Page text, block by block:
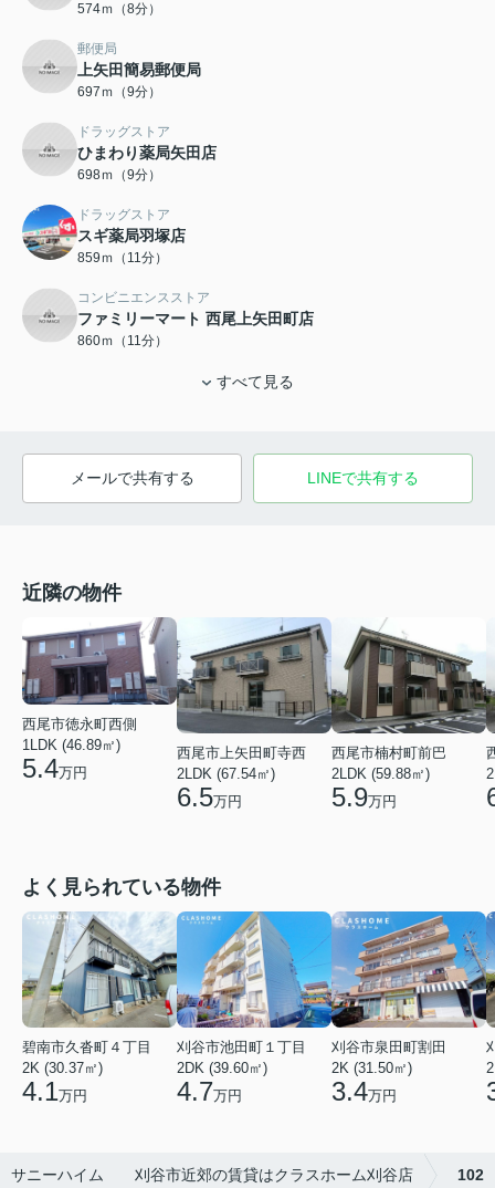
574ｍ（8分）
郵便局
上矢田簡易郵便局
697ｍ（9分）
ドラッグストア
ひまわり薬局矢田店
698ｍ（9分）
ドラッグストア
スギ薬局羽塚店
859ｍ（11分）
コンビニエンスストア
ファミリーマート 西尾上矢田町店
860ｍ（11分）
すべて見る
メールで共有する LINEで共有する
近隣の物件
西尾市徳永町西側
1LDK (46.89㎡)
5.4万円
西尾市上矢田町寺西
2LDK (67.54㎡)
6.5万円
西尾市楠村町前巴
2LDK (59.88㎡)
5.9万円
よく見られている物件
碧南市久沓町４丁目
2K (30.37㎡)
4.1万円
刈谷市池田町１丁目
2DK (39.60㎡)
4.7万円
刈谷市泉田町割田
2K (31.50㎡)
3.4万円
サニーハイム 刈谷市近郊の賃貸はクラスホーム刈谷店 102